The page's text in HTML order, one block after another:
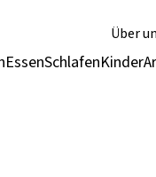
Über
EssenSchlafenKinder